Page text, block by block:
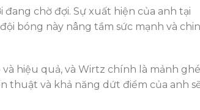
chờ đợi. Sự xuất hiện của anh tại
bóng này nâng tầm sức mạnh và
hiệu quả, và Wirtz chính là mảnh
thuật và khả năng dứt điểm của anh